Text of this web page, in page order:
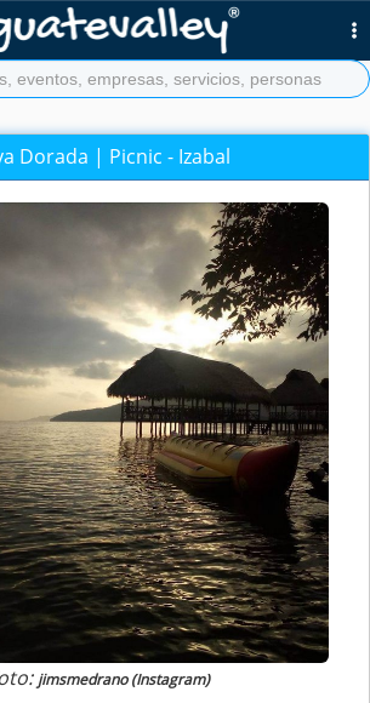
Dorada | Picnic - Izabal
jimsmedrano (Instagram)